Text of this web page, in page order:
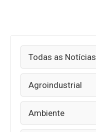
Todas as Notícias
Agroindustrial
Ambiente